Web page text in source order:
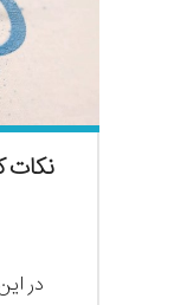
نکات
در